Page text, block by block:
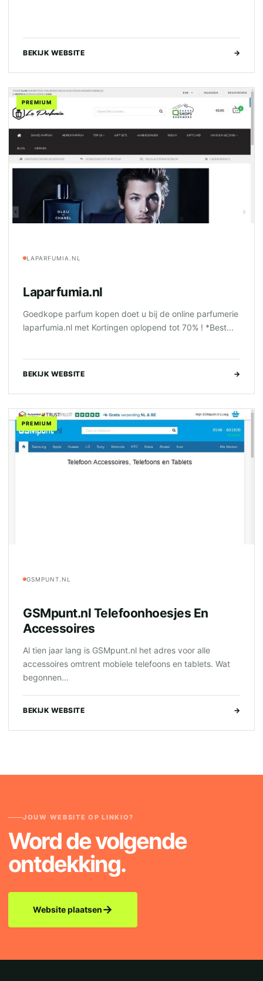
BEKIJK WEBSITE →
PREMIUM
LAPARFUMIA.NL
Laparfumia.nl
Goedkope parfum kopen doet u bij de online parfumerie
laparfumia.nl met Kortingen oplopend tot 70% ! *Best...
BEKIJK WEBSITE →
PREMIUM
GSMPUNT.NL
GSMpunt.nl Telefoonhoesjes En
Accessoires
Al tien jaar lang is GSMpunt.nl het adres voor alle
accessoires omtrent mobiele telefoons en tablets. Wat
begonnen...
BEKIJK WEBSITE →
JOUW WEBSITE OP LINKIO?
Word de volgende
ontdekking.
Website plaatsen→